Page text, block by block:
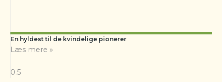
En hyldest til de kvindelige pionerer
Læs mere »